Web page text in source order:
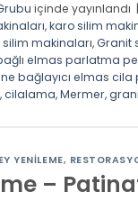
içinde yayınlandı |
,karo silim
makinaları,Granit
elmas parlatma
bağlayıcı elmas cila
,cilalama,Mermer,
YENILEME,
–